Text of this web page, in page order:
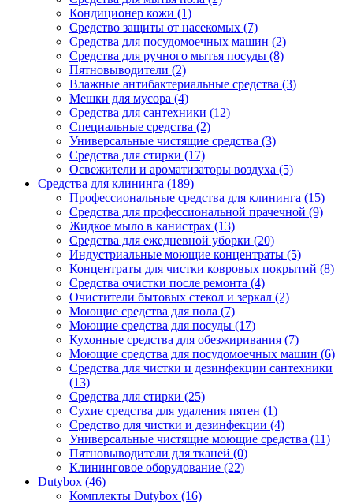
Кондиционер кожи (1)
Средство защиты от насекомых (7)
Средства для посудомоечных машин (2)
Средства для ручного мытья посуды (8)
Пятновыводители (2)
Влажные антибактериальные средства (3)
Мешки для мусора (4)
Средства для сантехники (12)
Специальные средства (2)
Универсальные чистящие средства (3)
Средства для стирки (17)
Освежители и ароматизаторы воздуха (5)
Средства для клининга (189)
Профессиональные средства для клининга (15)
Средства для профессиональной прачечной (9)
Жидкое мыло в канистрах (13)
Средства для ежедневной уборки (20)
Индустриальные моющие концентраты (5)
Концентраты для чистки ковровых покрытий (8)
Средства очистки после ремонта (4)
Очистители бытовых стекол и зеркал (2)
Моющие средства для пола (7)
Моющие средства для посуды (17)
Кухонные средства для обезжиривания (7)
Моющие средства для посудомоечных машин (6)
Средства для чистки и дезинфекции сантехники
(13)
Средства для стирки (25)
Сухие средства для удаления пятен (1)
Средство для чистки и дезинфекции (4)
Универсальные чистящие моющие средства (11)
Пятновыводители для тканей (0)
Клининговое оборудование (22)
Dutybox (46)
Комплекты Dutybox (16)